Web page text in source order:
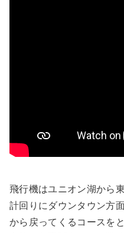
飛行機はユニオン湖から
計回りにダウンタウン方
から戻ってくるコースを